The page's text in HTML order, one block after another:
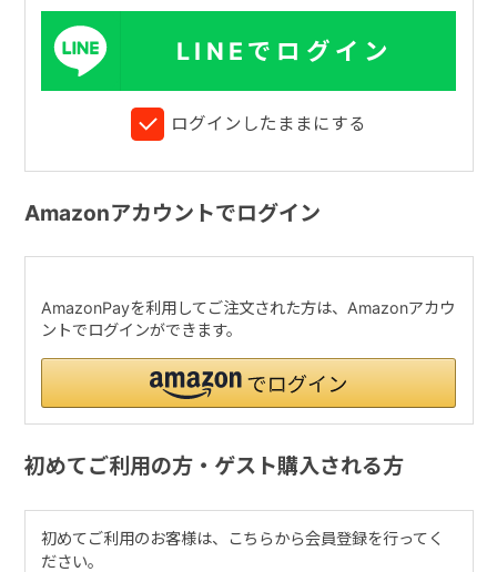
LINEでログイン
ログインしたままにする
Amazonアカウントでログイン
AmazonPayを利用してご注文された方は、Amazonアカウ
ントでログインができます。
初めてご利用の方・ゲスト購入される方
初めてご利用のお客様は、こちらから会員登録を行ってく
ださい。